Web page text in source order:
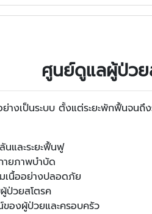
ศูนย์ดูแลผู้ป่วย
งเป็นระบบ ตั้งแต่ระยะพักฟื้นจน
และระยะฟื้นฟู
ายภาพบำบัด
เนื้ออย่างปลอดภัย
ป่วยสโตรค
ของผู้ป่วยและครอบครัว